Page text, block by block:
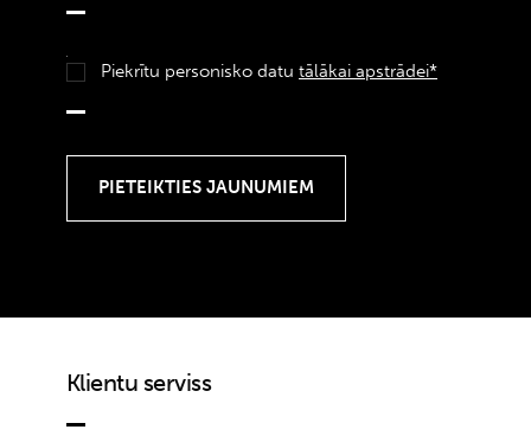
Piekrītu personisko datu tālākai apstrādei*
Klientu serviss